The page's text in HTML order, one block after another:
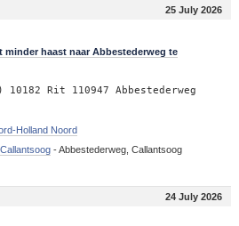
25 July 2026
minder haast naar Abbestederweg te
Rit 110947 Abbestederweg
Holland Noord
Callantsoog-Abbestederweg, Callantsoog
24 July 2026